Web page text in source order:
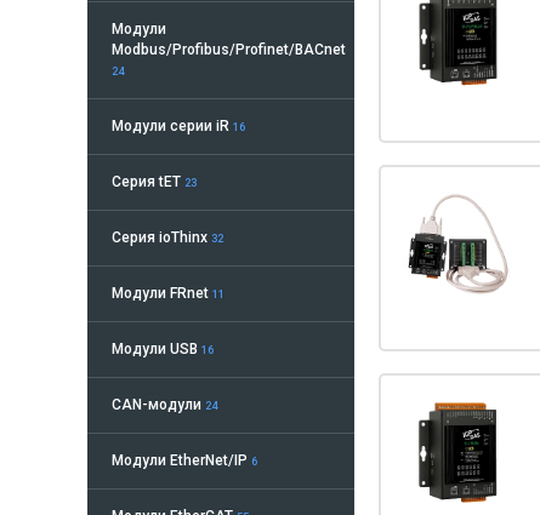
Модули
Modbus/Profibus/Profinet/BACnet
24
Модули серии iR 16
Серия tET 23
Серия ioThinx 32
Модули FRnet 11
Модули USB 16
CAN-модули 24
Модули EtherNet/IP 6